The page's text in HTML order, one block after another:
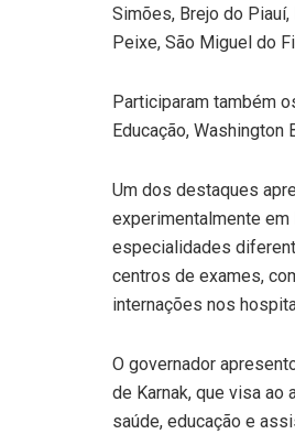
Simões, Brejo do
Peixe, São Miguel do
Participaram também
Educação, Washington
Um dos destaques
experimentalmente
especialidades
centros de exames,
internações nos
O governador
de Karnak, que visa ao
saúde, educação e